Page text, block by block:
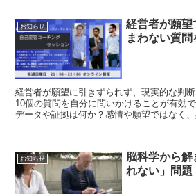
お知らせ
経営者が願望
まわない質問
経営者が願望に引きずられず、現実的な判
10個の質問を自分に問いかけることが有効
データや証拠は何か？感情や願望ではなく
お知らせ
脳科学から
れない」問題